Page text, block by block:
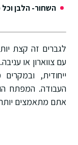
השחור- הלבן
לגברים זה קצת
עם צווארון או
ייחודית,
העבודה. המפתח
אתם מתאמצים